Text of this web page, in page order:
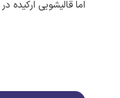
اماقالیشویی ارکیده در